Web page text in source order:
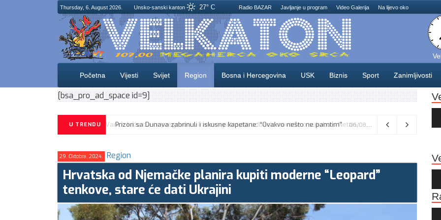
Thursday, 6. August 2026. Unsko-sanski kanton 27° C Radio BAZAR Javljanje u program Video Galerija Na lijevo oko
Početna Vijesti Svijet Region Bosna i Hercegovina USK Biznis Sport Zanimljivosti
[bsa_pro_ad_space id=9]
U TRENDU Vance kaže da će pregovori s Iranom potrajati, odbacio navode o sukobu s Netanyahuom 06/08/2026
29. Oktobra. 2024. Region
Hrvatska od Njemačke planira kupiti moderne “Leopard”
tenkove, stare će dati Ukrajini